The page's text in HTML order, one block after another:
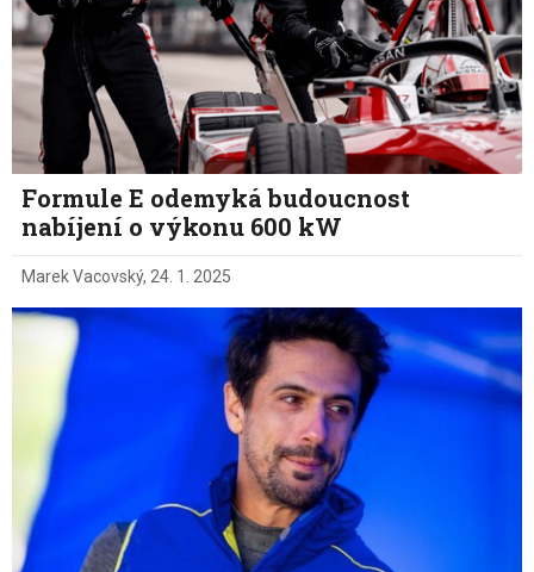
Formule E odemyká budoucnost
nabíjení o výkonu 600 kW
Marek Vacovský, 24. 1. 2025